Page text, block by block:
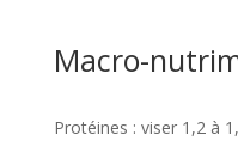
Macro-
Protéines : viser 1,2 à